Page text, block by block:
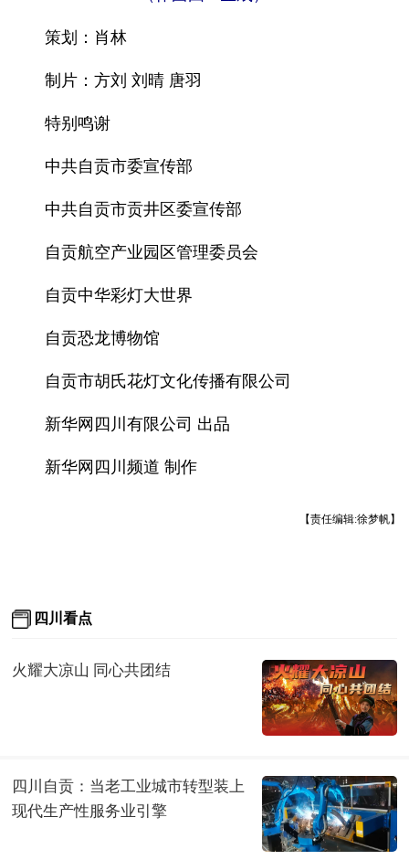
策划：肖林
制片：方刘 刘晴 唐羽
特别鸣谢
中共自贡市委宣传部
中共自贡市贡井区委宣传部
自贡航空产业园区管理委员会
自贡中华彩灯大世界
自贡恐龙博物馆
自贡市胡氏花灯文化传播有限公司
新华网四川有限公司 出品
新华网四川频道 制作
【责任编辑:徐梦帆】